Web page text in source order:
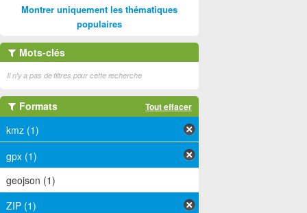
Montrer uniquement les thématiques
populaires
Mots-clés
Il n'y a pas de filtres pour cette recherche
Formats Tout effacer
kmz (1)
gpx (1)
geojson (1)
ZIP (1)